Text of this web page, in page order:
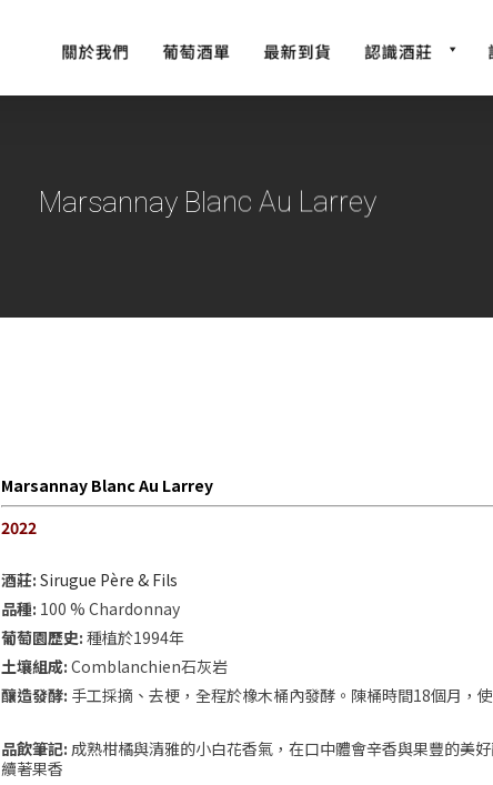
Marsannay Blanc Au Larrey
Marsannay Blanc Au Larrey
2022
酒莊: Sirugue Père & Fils
品種: 100 % Chardonnay
葡萄園歷史: 種植於1994年
土壤組成: Comblanchien石灰岩
釀造發酵: 手工採摘、去梗，全程於橡木桶內發酵。陳桶時間18個月，
品飲筆記: 成熟柑橘與清雅的小白花香氣，在口中體會辛香與果豐的美
續著果香